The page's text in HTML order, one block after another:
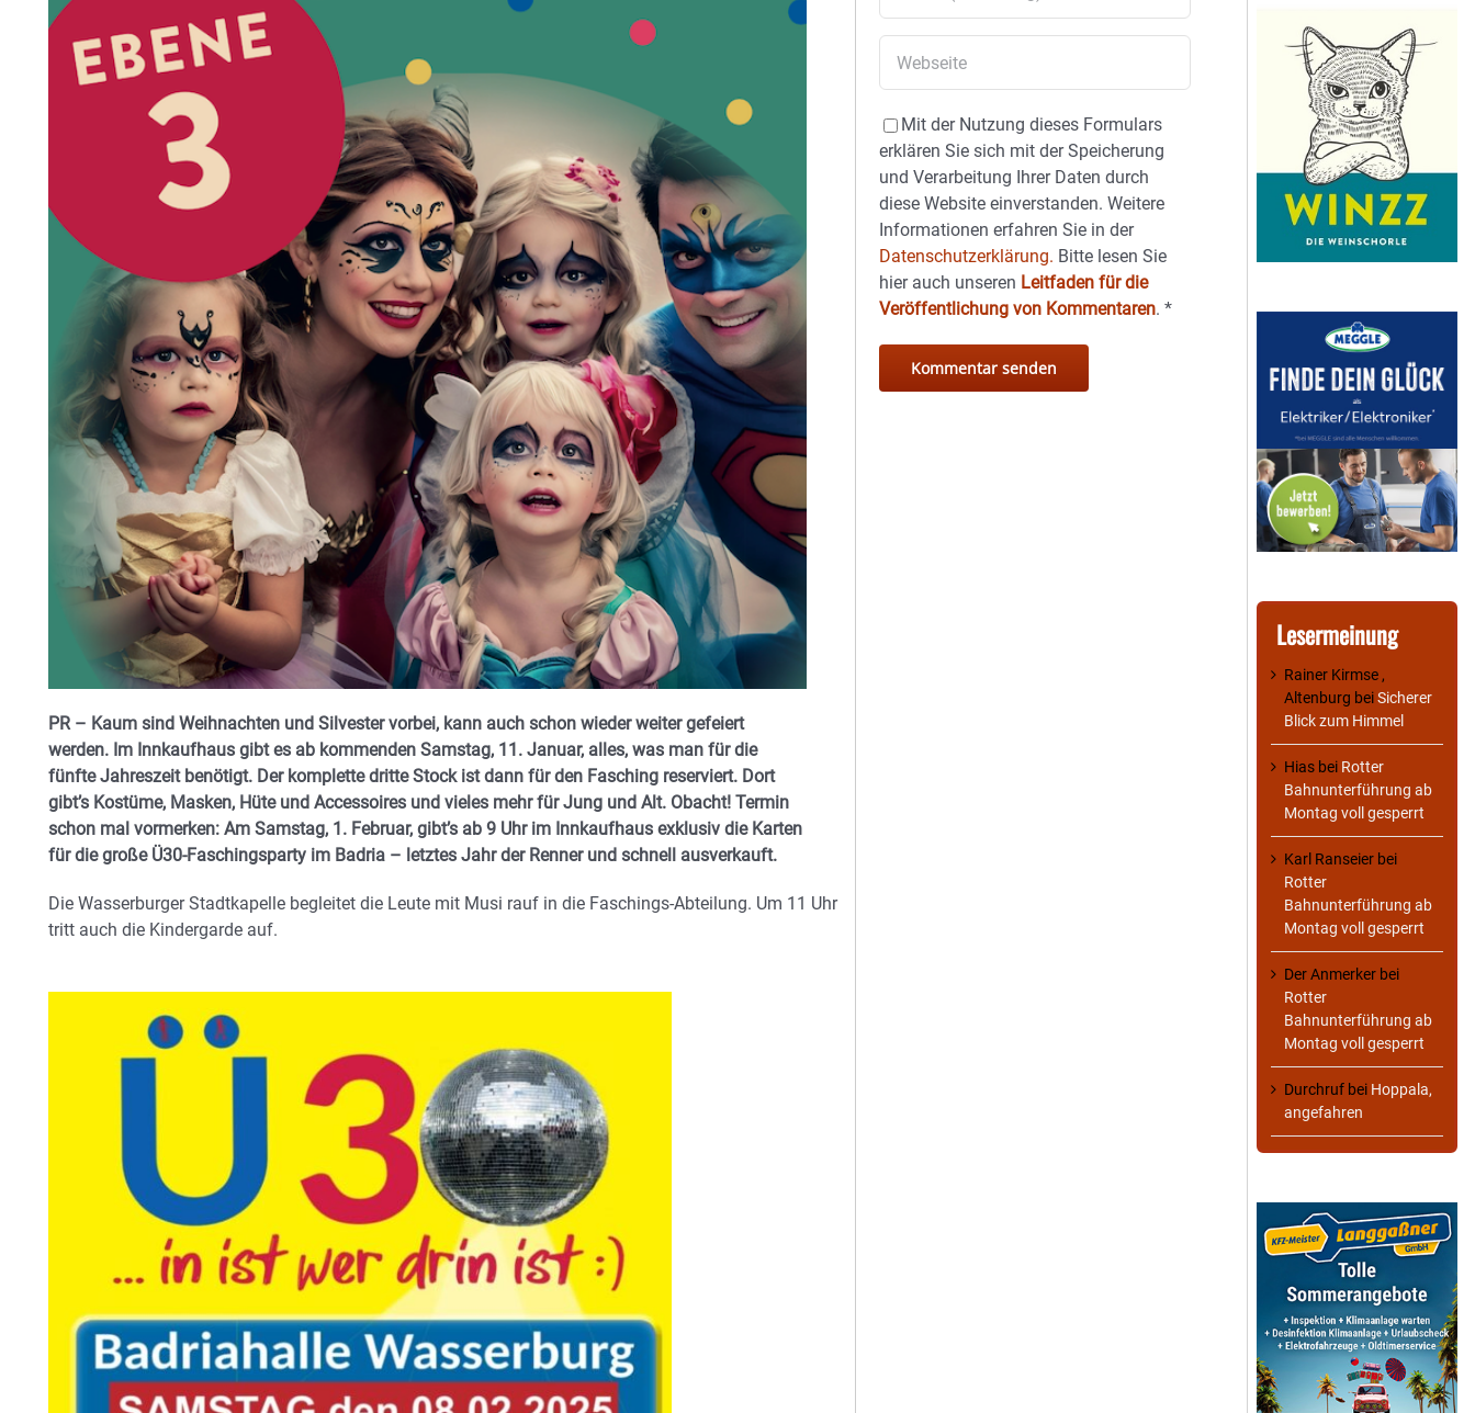
PR – Kaum sind Weihnachten und Silvester vorbei, kann auch schon wieder weiter gefeiert
werden. Im Innkaufhaus gibt es ab kommenden Samstag, 11. Januar, alles, was man für die
fünfte Jahreszeit benötigt. Der komplette dritte Stock ist dann für den Fasching reserviert. Dort
gibt’s Kostüme, Masken, Hüte und Accessoires und vieles mehr für Jung und Alt. Obacht! Termin
schon mal vormerken: Am Samstag, 1. Februar, gibt’s ab 9 Uhr im Innkaufhaus exklusiv die Karten
für die große Ü30-Faschingsparty im Badria – letztes Jahr der Renner und schnell ausverkauft.
Die Wasserburger Stadtkapelle begleitet die Leute mit Musi rauf in die Faschings-Abteilung. Um 11 Uhr
tritt auch die Kindergarde auf.
Mit der Nutzung dieses Formulars
erklären Sie sich mit der Speicherung
und Verarbeitung Ihrer Daten durch
diese Website einverstanden. Weitere
Informationen erfahren Sie in der
Datenschutzerklärung. Bitte lesen Sie
hier auch unseren Leitfaden für die
Veröffentlichung von Kommentaren.*
Lesermeinung
Rainer Kirmse ,
Altenburg beiSicherer
Blick zum Himmel
Hias bei Rotter
Bahnunterführung ab
Montag voll gesperrt
Karl Ranseier bei
Rotter
Bahnunterführung ab
Montag voll gesperrt
Der Anmerker bei
Rotter
Bahnunterführung ab
Montag voll gesperrt
Durchruf bei Hoppala,
angefahren